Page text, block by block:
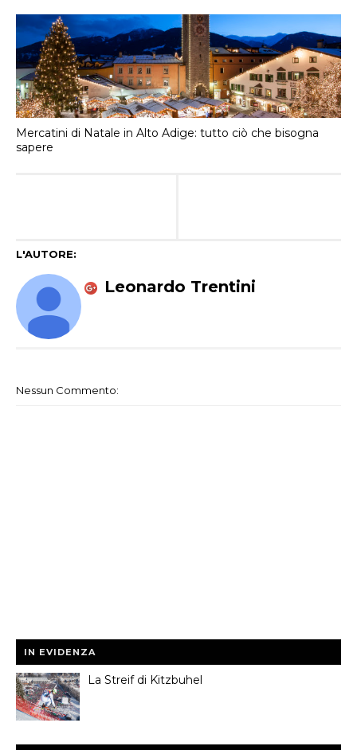
Mercatini di Natale in Alto Adige: tutto ciò che bisogna
sapere
L'AUTORE:
Leonardo Trentini
Nessun Commento:
IN EVIDENZA
La Streif di Kitzbuhel